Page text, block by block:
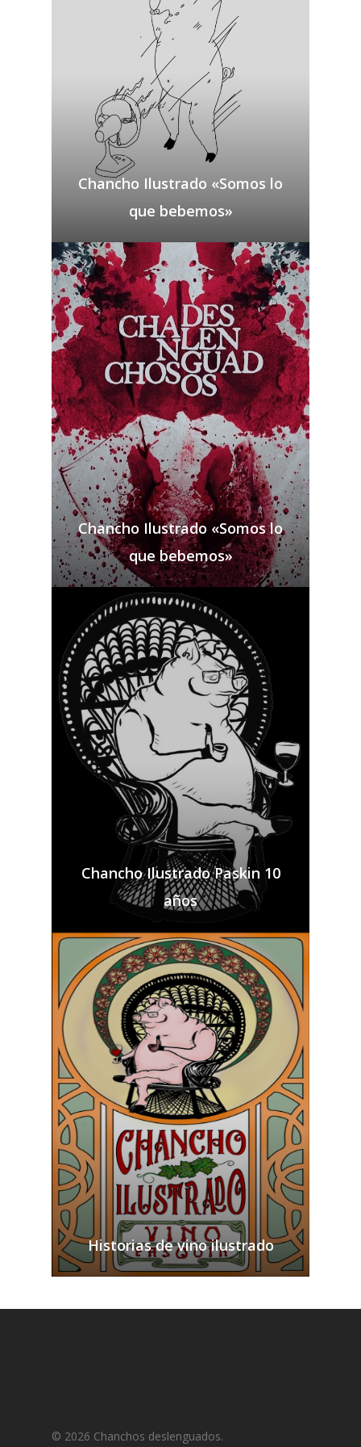
Chancho Ilustrado «Somos lo
que bebemos»
Chancho Ilustrado «Somos lo
que bebemos»
Chancho Ilustrado Paskin 10
años
Historias de vino ilustrado
© 2026 Chanchos deslenguados.